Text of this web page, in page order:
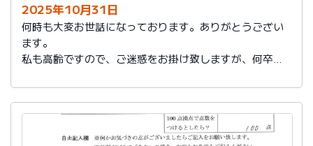
2025年10月31日
何時も大変お世話になっております。ありがとうござい
ます。
私も高齢ですので、ご迷惑をお掛け致しますが、何卒よ